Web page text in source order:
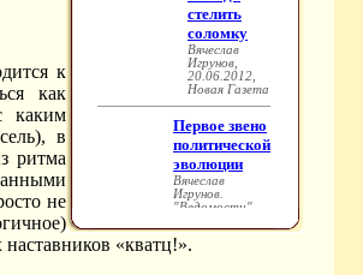
к
как
каким
в
ритма
не
«кватц!».